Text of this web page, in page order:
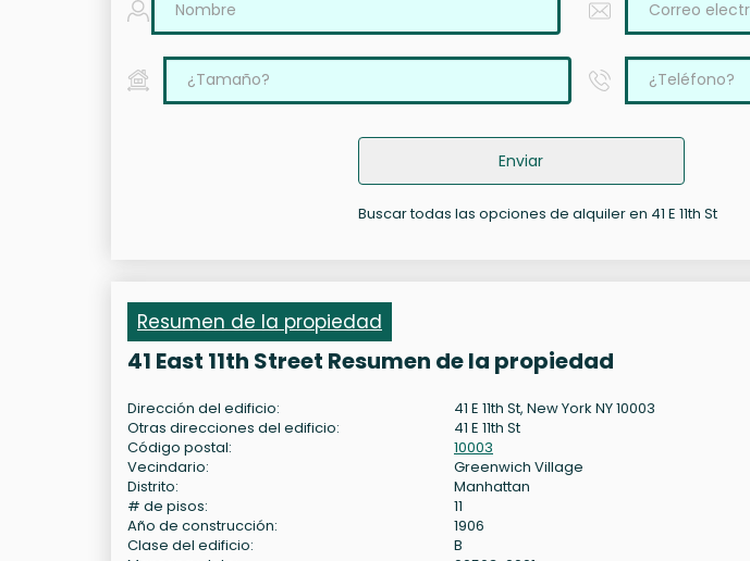
Enviar
Buscar todas las opciones de alquiler en 41 E 11th St
Resumen de la propiedad
41 East 11th Street Resumen de la propiedad
Dirección del edificio:
41 E 11th St, New York NY 10003
Otras direcciones del edificio:
41 E 11th St
Código postal:
10003
Vecindario:
Greenwich Village
Distrito:
Manhattan
# de pisos:
11
Año de construcción:
1906
Clase del edificio:
B